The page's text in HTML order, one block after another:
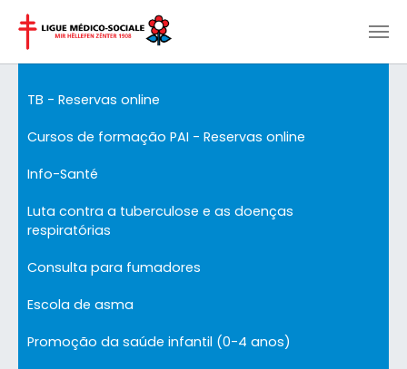
TB - Reservas online
Cursos de formação PAI - Reservas online
Info-Santé
Luta contra a tuberculose e as doenças
respiratórias
Consulta para fumadores
Escola de asma
Promoção da saúde infantil (0-4 anos)